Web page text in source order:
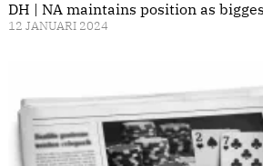
DH | NA maintains position as
12 JANUARI 2024